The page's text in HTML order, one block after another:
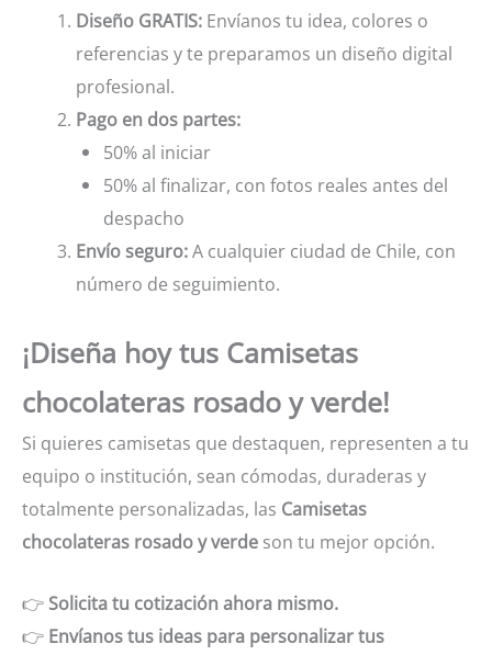
Diseño GRATIS: Envíanos tu idea, colores o
referencias y te preparamos un diseño digital
profesional.
Pago en dos partes:
50% al iniciar
50% al finalizar, con fotos reales antes del
despacho
Envío seguro:A cualquier ciudad de Chile, con
número de seguimiento.
¡Diseña hoy tus Camisetas
chocolateras rosado y verde!
Si quieres camisetas que destaquen, representen a tu
equipo o institución, sean cómodas, duraderas y
totalmente personalizadas, las Camisetas
chocolateras rosado y verde son tu mejor opción.
👉 Solicita tu cotización ahora mismo.
👉 Envíanos tus ideas para personalizar tus